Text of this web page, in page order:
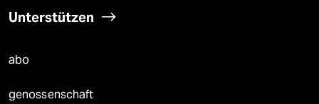
Unterstützen
abo
genossenschaft